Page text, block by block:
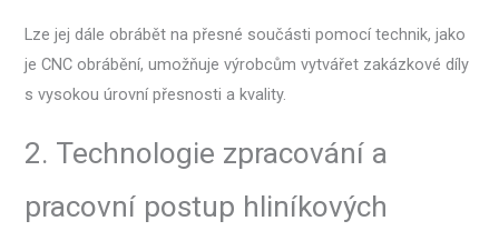
Lze jej dále obrábět na přesné součásti pomocí technik, jako
je CNC obrábění, umožňuje výrobcům vytvářet zakázkové díly
s vysokou úrovní přesnosti a kvality.
2. Technologie zpracování a
pracovní postup hliníkových